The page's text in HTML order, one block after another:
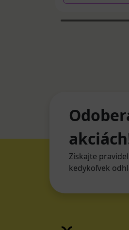
Získajte
kedykoľvek